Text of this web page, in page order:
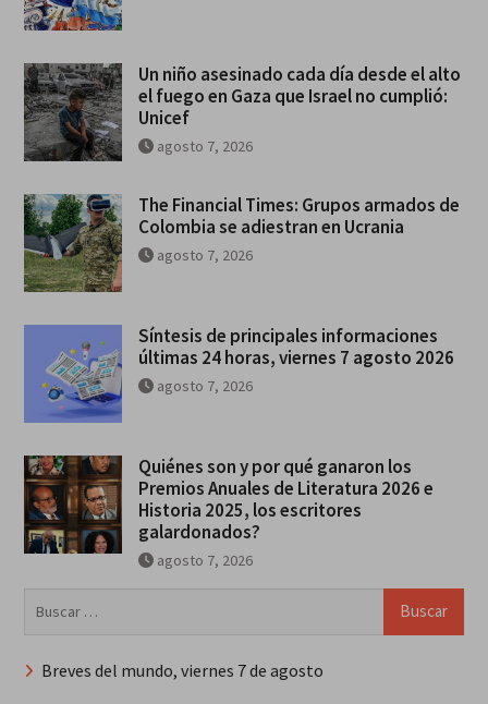
Un niño asesinado cada día desde el alto
el fuego en Gaza que Israel no cumplió:
Unicef
agosto 7, 2026
The Financial Times: Grupos armados de
Colombia se adiestran en Ucrania
agosto 7, 2026
Síntesis de principales informaciones
últimas 24 horas, viernes 7 agosto 2026
agosto 7, 2026
Quiénes son y por qué ganaron los
Premios Anuales de Literatura 2026 e
Historia 2025, los escritores
galardonados?
agosto 7, 2026
Breves del mundo, viernes 7 de agosto